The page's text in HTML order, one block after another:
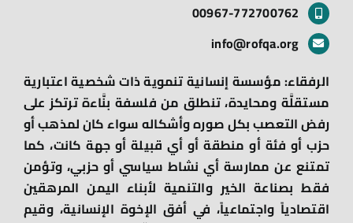
00967-772700762
info@rofqa.org
الرفقاء: مؤسسة إنسانية تنموية ذات شخصية اعتبارية
مستقلَّة ومحايدة، تنطلق من فلسفة بنَّاءة ترتكز على
رفض التعصب بكل صوره وأشكاله سواء كان لمذهب أو
حزب أو فئة أو منطقة أو أي قبيلة أو جهة كانت، كما
تمتنع عن ممارسة أي نشاط سياسي أو حزبي، وتؤمن
فقط بصناعة الخير والتنمية لأبناء اليمن المرهقين
اقتصادياً واجتماعياً، في أفق الإخوة الإنسانية، وقيم